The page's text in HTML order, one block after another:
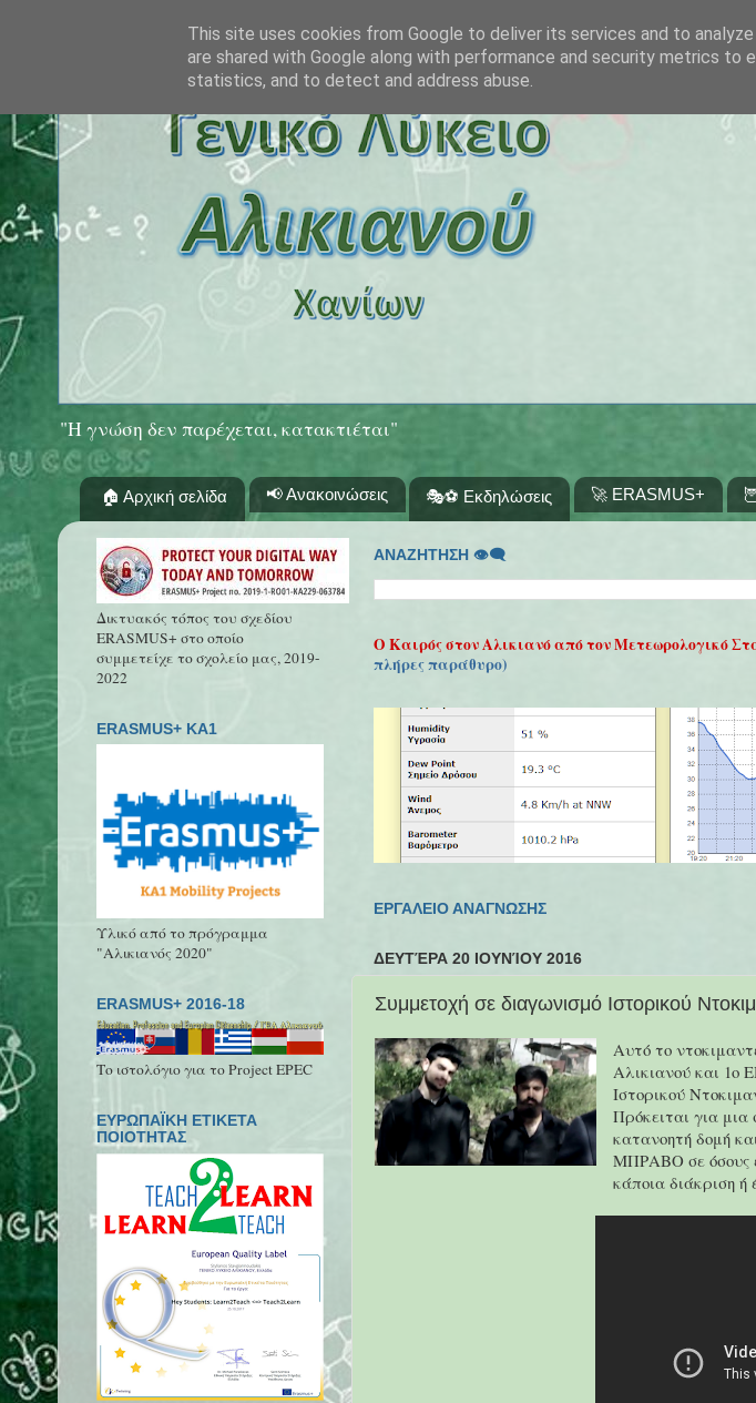
"Η γνώση δεν παρέχεται, κατακτιέται"
🏠 Αρχική σελίδα 📢 Ανακοινώσεις 🎭⚽ Εκδηλώσεις 🚀 ERASMUS+
ΑΝΑΖΗΤΗΣΗ 👁‍🗨
Ο Καιρός στον Αλικιανό από τον Μετεωρολογικό
πλήρες παράθυρο)
ΕΡΓΑΛΕΙΟ ΑΝΑΓΝΩΣΗΣ
ΔΕΥΤΈΡΑ 20 ΙΟΥΝΊΟΥ 2016
Συμμετοχή σε διαγωνισμό Ιστορικού
Αυτό το
Αλικιανού και 1ο
Ιστορικού
Πρόκειται για
κατανοητή δομή
ΜΠΡΑΒΟ σε όσους
κάποια διάκριση
Δικτυακός τόπος του σχεδίου
ERASMUS+ στο οποίο
συμμετείχε το σχολείο μας, 2019-
2022
ERASMUS+ KA1
Υλικό από το πρόγραμμα
"Αλικιανός 2020"
ERASMUS+ 2016-18
Το ιστολόγιο για το Project EPEC
ΕΥΡΩΠΑΪΚΗ ΕΤΙΚΕΤΑ
ΠΟΙΟΤΗΤΑΣ
This site uses cookies from Google to deliver its services and to
are shared with Google along with performance and security metrics to
statistics, and to detect and address abuse.